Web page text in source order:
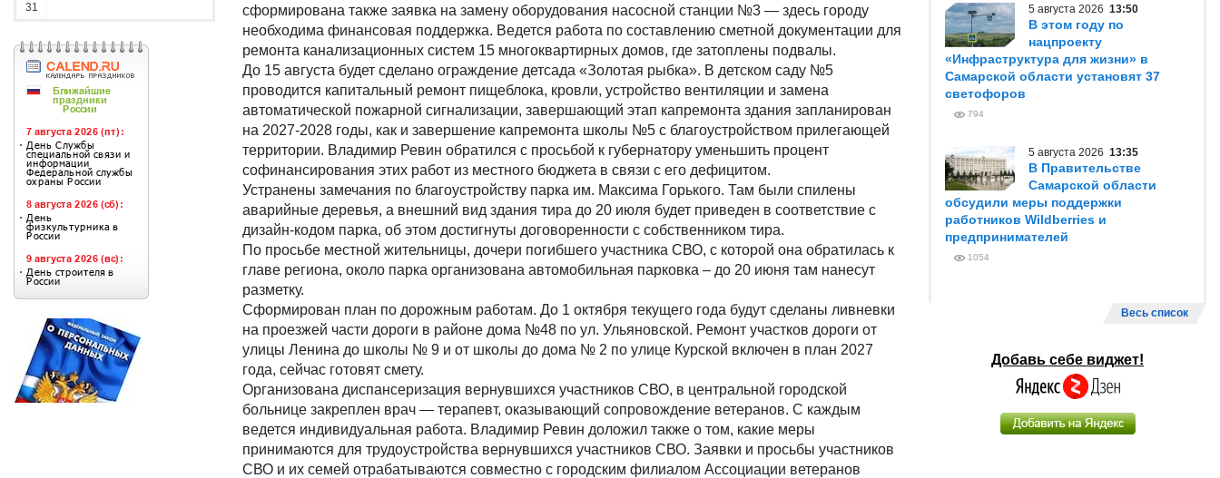
31
сформирована также заявка на замену оборудования насосной станции №3 — здесь городу
необходима финансовая поддержка. Ведется работа по составлению сметной документации для
ремонта канализационных систем 15 многоквартирных домов, где затоплены подвалы.
До 15 августа будет сделано ограждение детсада «Золотая рыбка». В детском саду №5
проводится капитальный ремонт пищеблока, кровли, устройство вентиляции и замена
автоматической пожарной сигнализации, завершающий этап капремонта здания запланирован
на 2027-2028 годы, как и завершение капремонта школы №5 с благоустройством прилегающей
территории. Владимир Ревин обратился с просьбой к губернатору уменьшить процент
софинансирования этих работ из местного бюджета в связи с его дефицитом.
Устранены замечания по благоустройству парка им. Максима Горького. Там были спилены
аварийные деревья, а внешний вид здания тира до 20 июля будет приведен в соответствие с
дизайн-кодом парка, об этом достигнуты договоренности с собственником тира.
По просьбе местной жительницы, дочери погибшего участника СВО, с которой она обратилась к
главе региона, около парка организована автомобильная парковка – до 20 июня там нанесут
разметку.
Сформирован план по дорожным работам. До 1 октября текущего года будут сделаны ливневки
на проезжей части дороги в районе дома №48 по ул. Ульяновской. Ремонт участков дороги от
улицы Ленина до школы № 9 и от школы до дома № 2 по улице Курской включен в план 2027
года, сейчас готовят смету.
Организована диспансеризация вернувшихся участников СВО, в центральной городской
больнице закреплен врач — терапевт, оказывающий сопровождение ветеранов. С каждым
ведется индивидуальная работа. Владимир Ревин доложил также о том, какие меры
принимаются для трудоустройства вернувшихся участников СВО. Заявки и просьбы участников
СВО и их семей отрабатываются совместно с городским филиалом Ассоциации ветеранов
5 августа 2026 13:50
В этом году по
нацпроекту
«Инфраструктура для жизни» в
Самарской области установят 37
светофоров
794
5 августа 2026 13:35
В Правительстве
Самарской области
обсудили меры поддержки
работников Wildberries и
предпринимателей
1054
Весь список
Добавь себе виджет!